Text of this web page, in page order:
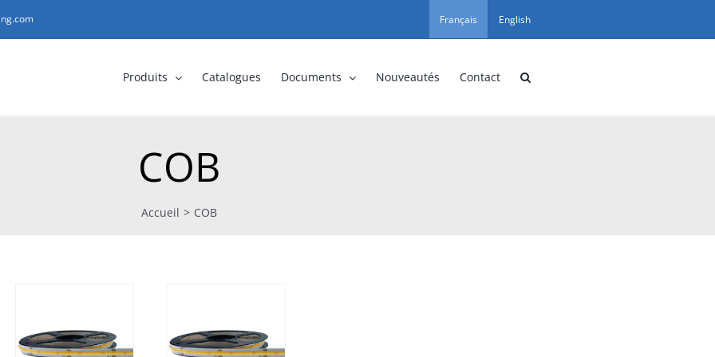
Français English
Produits Catalogues Documents Nouveautés Contact
COB
Accueil > COB